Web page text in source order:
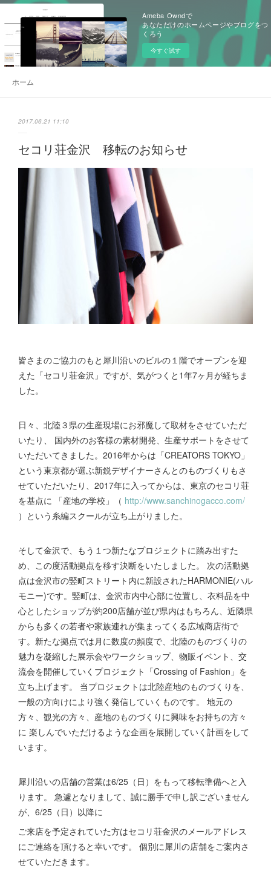
Ameba Owndで
あなただけのホームページやブログをつ
くろう
今すぐ試す
ホーム
2017.06.21 11:10
セコリ荘金沢 移転のお知らせ
皆さまのご協力のもと犀川沿いのビルの１階でオープンを迎
えた「セコリ荘金沢」ですが、気がつくと1年7ヶ月が経ちま
した。
日々、北陸３県の生産現場にお邪魔して取材をさせていただ
いたり、 国内外のお客様の素材開発、生産サポートをさせて
いただいてきました。2016年からは「CREATORS TOKYO」
という東京都が選ぶ新鋭デザイナーさんとのものづくりもさ
せていただいたり、2017年に入ってからは、東京のセコリ荘
を基点に 「産地の学校」（ http://www.sanchinogacco.com/
）という糸編スクールが立ち上がりました。
そして金沢で、もう１つ新たなプロジェクトに踏み出すた
め、この度活動拠点を移す決断をいたしました。 次の活動拠
点は金沢市の竪町ストリート内に新設されたHARMONIE(ハル
モニー)です。竪町は、金沢市内中心部に位置し、衣料品を中
心としたショップが約200店舗が並び県内はもちろん、近隣県
からも多くの若者や家族連れが集まってくる広域商店街で
す。新たな拠点では月に数度の頻度で、北陸のものづくりの
魅力を凝縮した展示会やワークショップ、物販イベント、交
流会を開催していくプロジェクト「Crossing of Fashion」を
立ち上げます。 当プロジェクトは北陸産地のものづくりを、
一般の方向けにより強く発信していくものです。 地元の
方々、観光の方々、産地のものづくりに興味をお持ちの方々
に 楽しんでいただけるような企画を展開していく計画をして
います。
犀川沿いの店舗の営業は6/25（日）をもって移転準備へと入
ります。 急遽となりまして、誠に勝手で申し訳ございません
が、6/25（日）以降に
ご来店を予定されていた方はセコリ荘金沢のメールアドレス
にご連絡を頂けると幸いです。 個別に犀川の店舗をご案内さ
せていただきます。